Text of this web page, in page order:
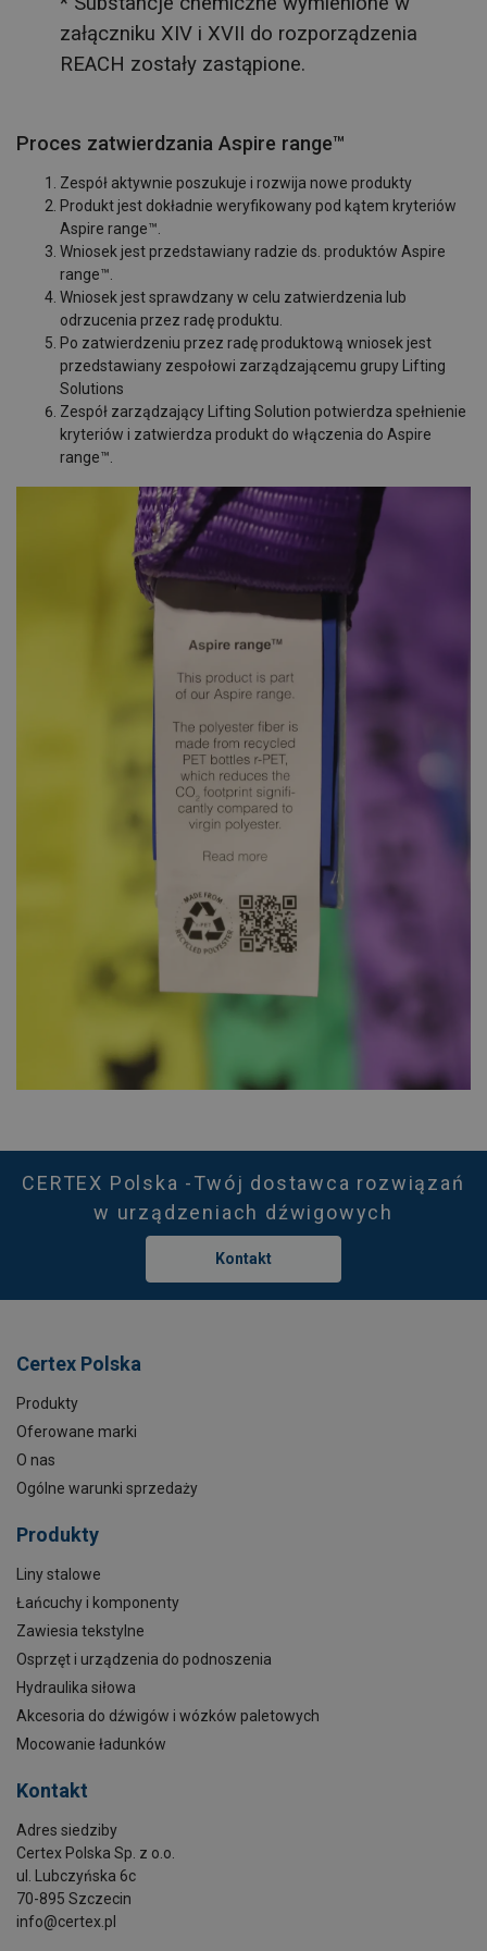
załączniku XIV i XVII do rozporządzenia
REACH zostały zastąpione.
Proces zatwierdzania Aspire range™
Zespół aktywnie poszukuje i rozwija nowe produkty
Produkt jest dokładnie weryfikowany pod kątem kryteriów
Aspire range™.
Wniosek jest przedstawiany radzie ds. produktów Aspire
range™.
Wniosek jest sprawdzany w celu zatwierdzenia lub
odrzucenia przez radę produktu.
Po zatwierdzeniu przez radę produktową wniosek jest
przedstawiany zespołowi zarządzającemu grupy Lifting
Solutions
Zespół zarządzający Lifting Solution potwierdza spełnienie
kryteriów i zatwierdza produkt do włączenia do Aspire
range™.
CERTEX Polska -Twój dostawca rozwiązań
w urządzeniach dźwigowych
Kontakt
Certex Polska
Produkty
Oferowane marki
O nas
Ogólne warunki sprzedaży
Produkty
Liny stalowe
Łańcuchy i komponenty
Zawiesia tekstylne
Osprzęt i urządzenia do podnoszenia
Hydraulika siłowa
Akcesoria do dźwigów i wózków paletowych
Mocowanie ładunków
Kontakt
Adres siedziby
Certex Polska Sp. z o.o.
ul. Lubczyńska 6c
70-895 Szczecin
info@certex.pl